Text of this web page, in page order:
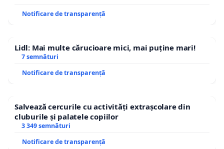
Notificare de transparență
Lidl: Mai multe cărucioare mici, mai puține mari!
7 semnături
Notificare de transparență
Salvează cercurile cu activități extrașcolare din
cluburile și palatele copiilor
3 349 semnături
Notificare de transparență